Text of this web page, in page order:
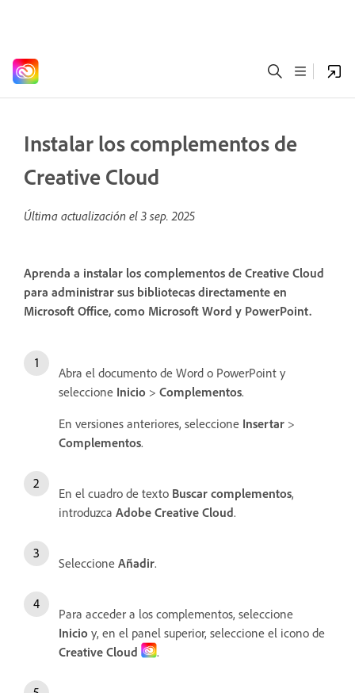
Instalar los complementos de
Creative Cloud
Última actualización el 3 sep. 2025
Aprenda a instalar los complementos de Creative Cloud
para administrar sus bibliotecas directamente en
Microsoft Office, como Microsoft Word y PowerPoint.
Abra el documento de Word o PowerPoint y
seleccione Inicio > Complementos.
En versiones anteriores, seleccione Insertar >
Complementos.
En el cuadro de texto Buscar complementos,
introduzca Adobe Creative Cloud.
Seleccione Añadir.
Para acceder a los complementos, seleccione
Inicio y, en el panel superior, seleccione el icono de
Creative Cloud
.